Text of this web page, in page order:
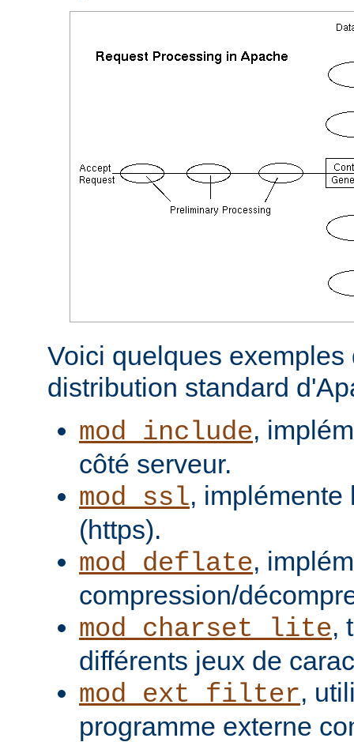
Voici quelques
distribution standard
mod_include,
côté serveur.
mod_ssl, implémente
(https).
mod_deflate,
compression/
mod_charset_lite,
différents jeux de
mod_ext_filter,
programme externe